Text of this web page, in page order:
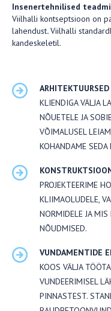
Insenertehnilised
Viilhalli kontseptsioon on
lahendust.Viilhalli
kandeskeletil.
KLIENDIGA VÄLJA
NÕUETELE JA
VÕIMALUSEL
KOHANDAME SEDA
PROJEKTEERIME
KLIIMAOLUDELE,
NORMIDELE JA
NÕUDMISED.
VUNDAMENTIDE
KOOS VÄLJA
VUNDEERIMISEL
PINNASTEST.